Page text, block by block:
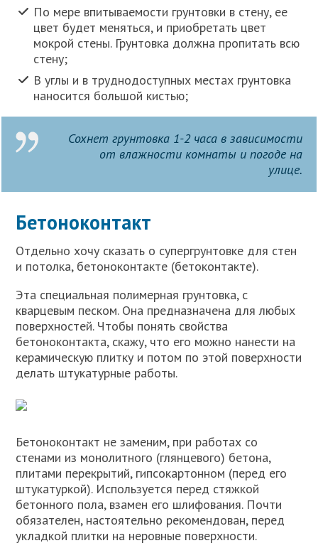
По мере впитываемости грунтовки в стену, ее
цвет будет меняться, и приобретать цвет
мокрой стены. Грунтовка должна пропитать всю
стену;
В углы и в труднодоступных местах грунтовка
наносится большой кистью;
Сохнет грунтовка 1-2 часа в зависимости
от влажности комнаты и погоде на
улице.
Бетоноконтакт
Отдельно хочу сказать о супергрунтовке для стен
и потолка, бетоноконтакте (бетоконтакте).
Эта специальная полимерная грунтовка, с
кварцевым песком. Она предназначена для любых
поверхностей. Чтобы понять свойства
бетоноконтакта, скажу, что его можно нанести на
керамическую плитку и потом по этой поверхности
делать штукатурные работы.
Бетоноконтакт не заменим, при работах со
стенами из монолитного (глянцевого) бетона,
плитами перекрытий, гипсокартонном (перед его
штукатуркой). Используется перед стяжкой
бетонного пола, взамен его шлифования. Почти
обязателен, настоятельно рекомендован, перед
укладкой плитки на неровные поверхности.